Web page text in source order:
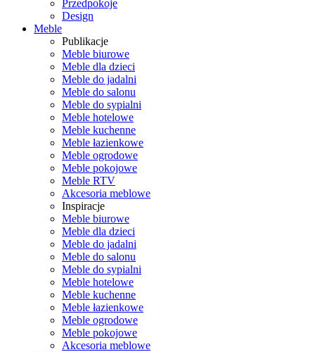
Przedpokoje
Design
Meble
Publikacje
Meble biurowe
Meble dla dzieci
Meble do jadalni
Meble do salonu
Meble do sypialni
Meble hotelowe
Meble kuchenne
Meble łazienkowe
Meble ogrodowe
Meble pokojowe
Meble RTV
Akcesoria meblowe
Inspiracje
Meble biurowe
Meble dla dzieci
Meble do jadalni
Meble do salonu
Meble do sypialni
Meble hotelowe
Meble kuchenne
Meble łazienkowe
Meble ogrodowe
Meble pokojowe
Akcesoria meblowe